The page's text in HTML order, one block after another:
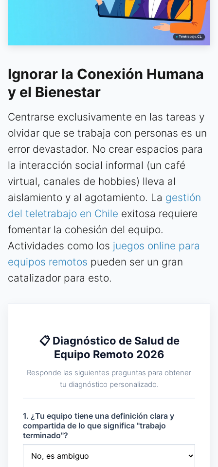
Ignorar la Conexión Humana
y el Bienestar
Centrarse exclusivamente en las tareas y
olvidar que se trabaja con personas es un
error devastador. No crear espacios para
la interacción social informal (un café
virtual, canales de hobbies) lleva al
aislamiento y al agotamiento. La gestión
del teletrabajo en Chile exitosa requiere
fomentar la cohesión del equipo.
Actividades como los juegos online para
equipos remotos pueden ser un gran
catalizador para esto.
📋 Diagnóstico de Salud de
Equipo Remoto 2026
Responde las siguientes preguntas para obtener
tu diagnóstico personalizado.
1. ¿Tu equipo tiene una definición clara y
compartida de lo que significa "trabajo
terminado"?